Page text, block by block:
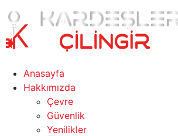
Anasayfa
Hakkımızda
Çevre
Güvenlik
Yenilikler